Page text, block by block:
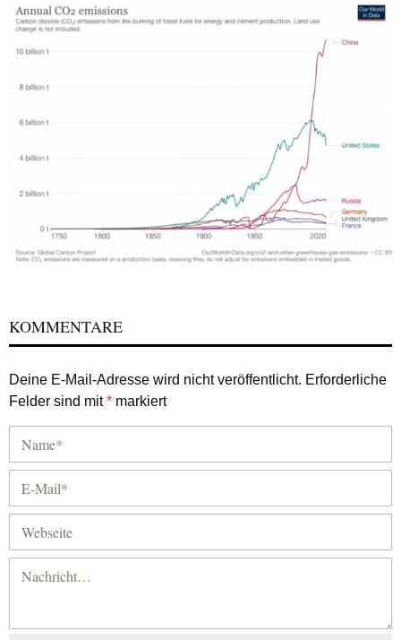
KOMMENTARE
Deine E-Mail-Adresse wird nicht veröffentlicht. Erforderliche
Felder sind mit* markiert